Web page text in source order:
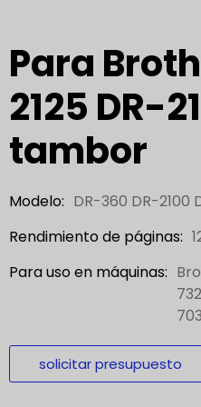
Para
2125 DR-
tambor
Modelo: DR-360 DR-2100
Rendimiento de páginas:
Para uso en máquinas:
solicitar presupuesto